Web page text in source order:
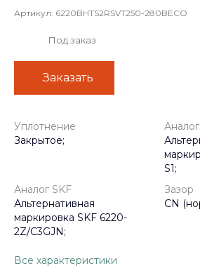
Артикул: 6220BHTS2RSVT250-280BECO
Под заказ
Заказать
Уплотнение
Закрытое;
S1;
Аналог SKF
Альтернативная
маркировка SKF 6220-
2Z/C3GJN;
Зазор
CN
Все характеристики